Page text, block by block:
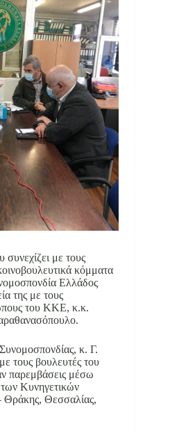
με τους
κόμματα
Ελλάδος
της με τους
του ΚΚΕ, κ.κ.
κ. Γ.
τους βουλευτές του
παρεμβάσεις μέσω
Κυνηγετικών
Θεσσαλίας,